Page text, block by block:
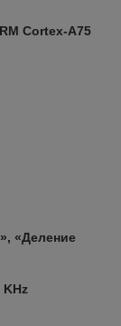
Cortex-A75
«Деление